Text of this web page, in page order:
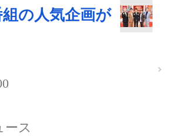
の人気企画が
ース